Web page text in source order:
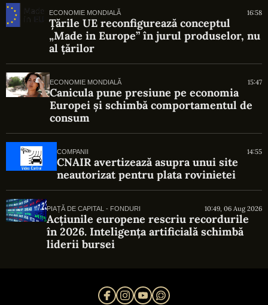
ECONOMIE MONDIALĂ 16:58
Țările UE reconfigurează conceptul
„Made in Europe” în jurul produselor, nu
al țărilor
ECONOMIE MONDIALĂ 15:47
Canicula pune presiune pe economia
Europei și schimbă comportamentul de
consum
COMPANII 14:55
CNAIR avertizează asupra unui site
neautorizat pentru plata rovinietei
PIAȚĂ DE CAPITAL - FONDURI 10:49, 06 Aug 2026
Acțiunile europene rescriu recordurile
în 2026. Inteligența artificială schimbă
liderii bursei